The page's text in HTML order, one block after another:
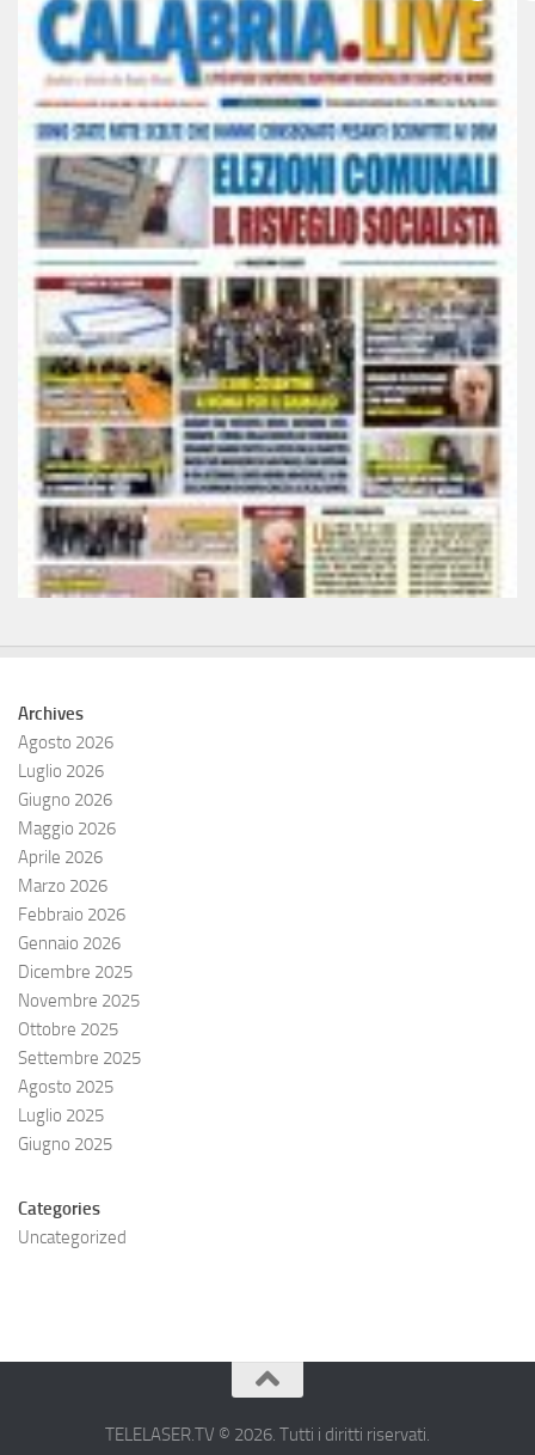
Archives
Agosto 2026
Luglio 2026
Giugno 2026
Maggio 2026
Aprile 2026
Marzo 2026
Febbraio 2026
Gennaio 2026
Dicembre 2025
Novembre 2025
Ottobre 2025
Settembre 2025
Agosto 2025
Luglio 2025
Giugno 2025
Categories
Uncategorized
TELELASER.TV © 2026. Tutti i diritti riservati.